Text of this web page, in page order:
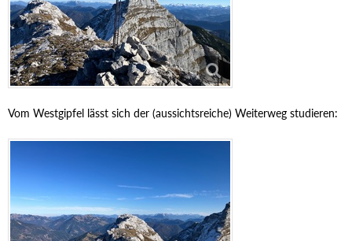
Vom Westgipfel lässt sich der (aussichtsreiche) Weiterweg studieren: